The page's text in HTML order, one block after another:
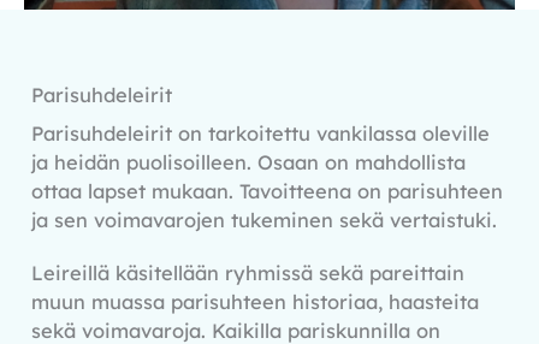
Parisuhdeleirit
Parisuhdeleirit on tarkoitettu vankilassa oleville
ja heidän puolisoilleen. Osaan on mahdollista
ottaa lapset mukaan. Tavoitteena on parisuhteen
ja sen voimavarojen tukeminen sekä vertaistuki.
Leireillä käsitellään ryhmissä sekä pareittain
muun muassa parisuhteen historiaa, haasteita
sekä voimavaroja. Kaikilla pariskunnilla on